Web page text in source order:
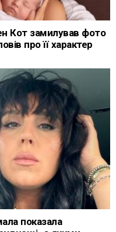
Кот замилував фото
про її характер
показала